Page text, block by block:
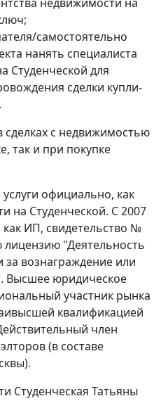
самостоятельно
нанять специалиста
Студенческой для
сделки купли-
с недвижимостью
так и при покупке
официально, как
на Студенческой. С 2007
как ИП, свидетельство №
"Деятельность
за вознаграждение или
Высшее юридическое
участник рынка
квалификацией
член
(в составе
Студенческая Татьяны